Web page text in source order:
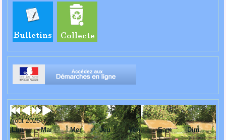
Août 2026
Lun
Mar Mer Jeu Ven Sam
Dim